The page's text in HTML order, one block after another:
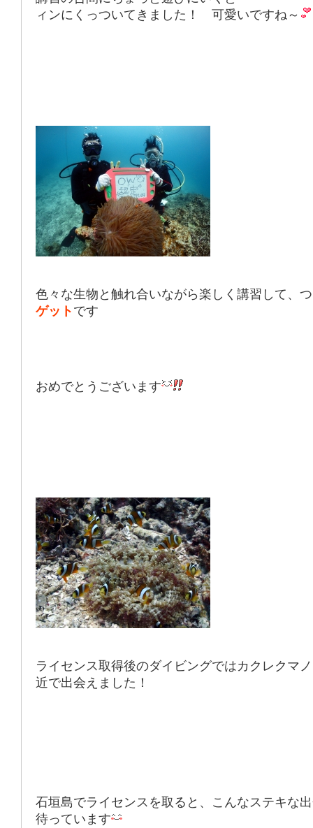
ィンにくっついてきました！ 可愛いですね～
色々な生物と触れ合いながら楽しく講習 して、
ゲット です
おめでとうございます
ライセンス取得後のダイビングではカクレクマ
近で出会えました！
石垣島でライセンスを取ると、こんなステキな
待っています